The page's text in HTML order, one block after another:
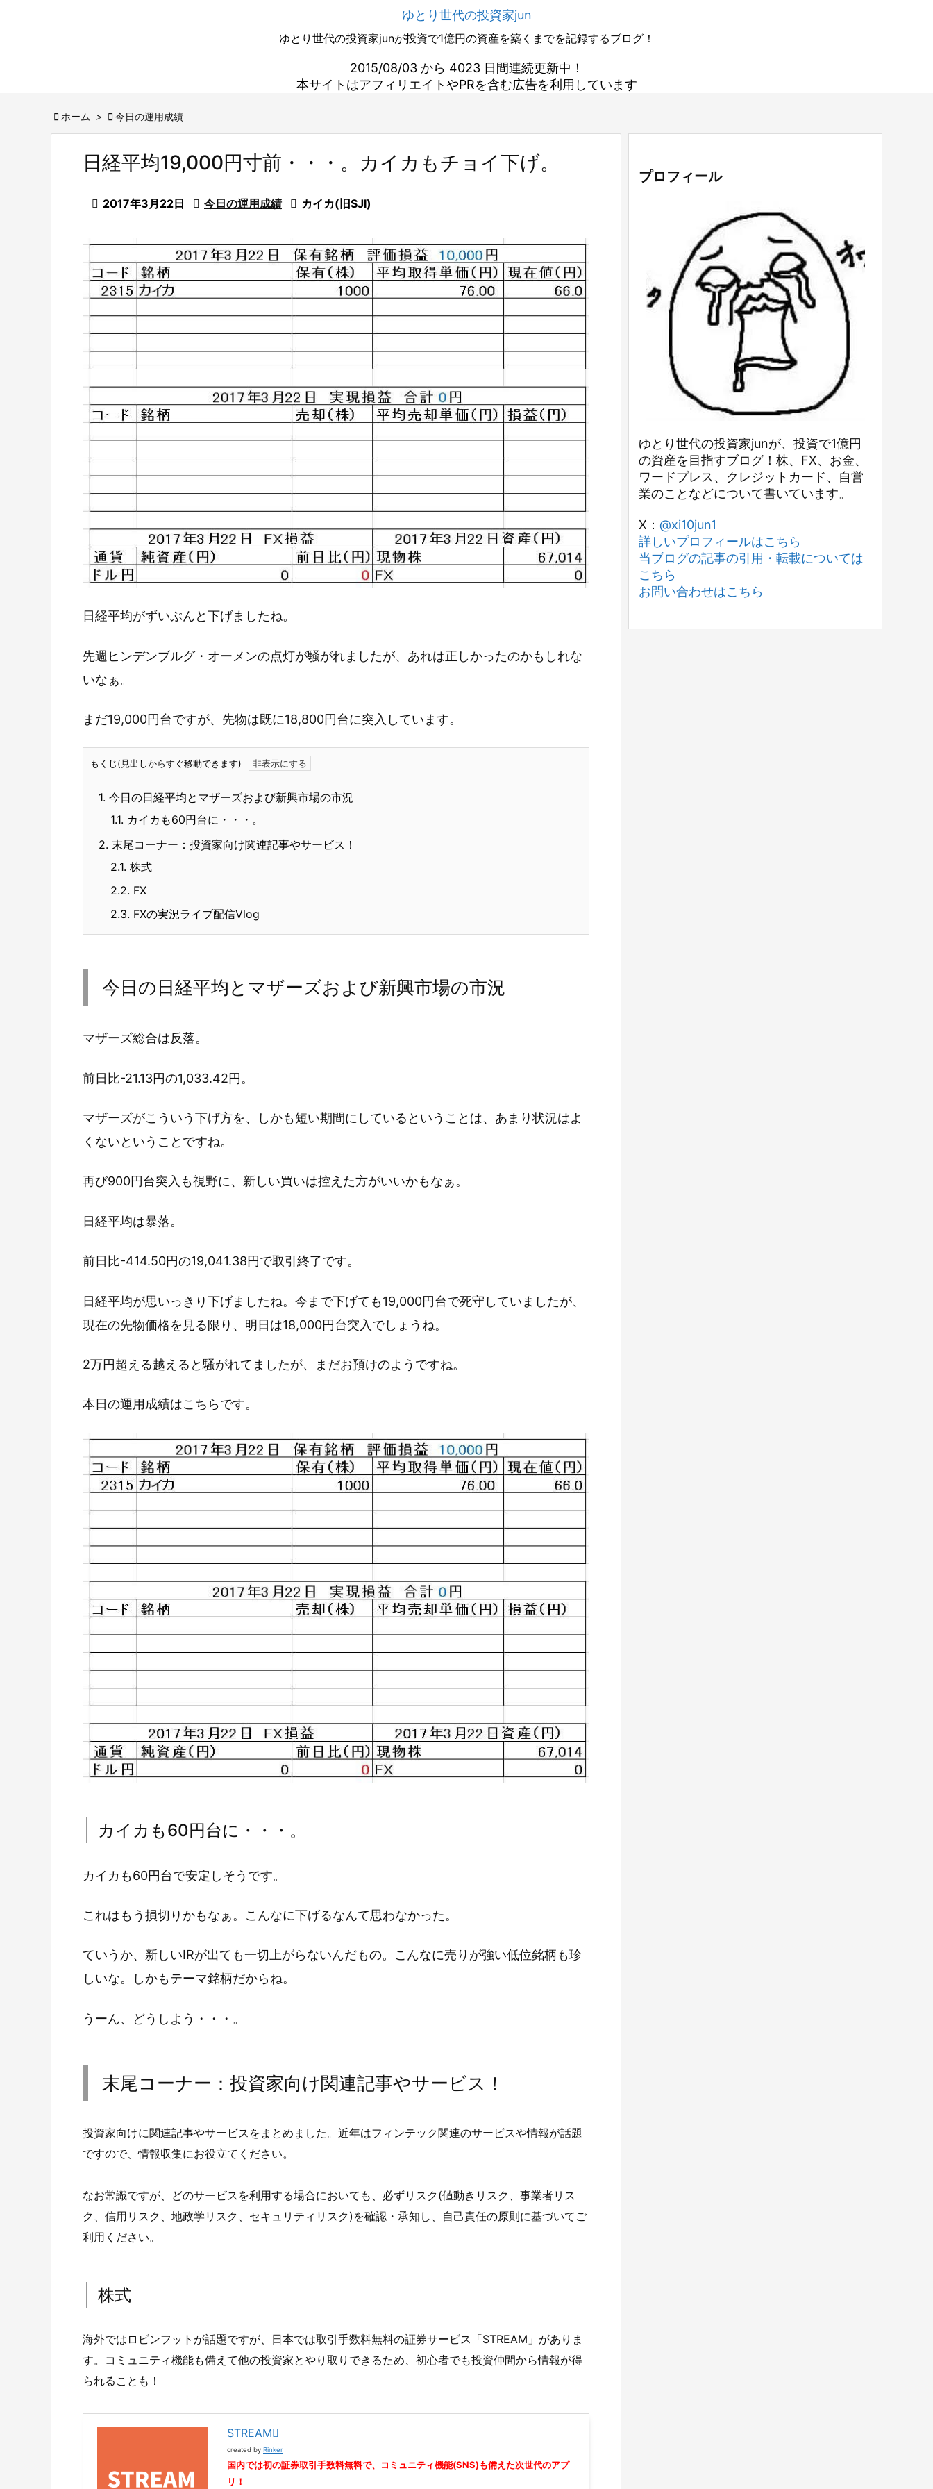
ゆとり世代の投資家jun
ゆとり世代の投資家junが投資で1億円の資産を築くまでを記録するブログ！
2015/08/03 から 4023 日間連続更新中！
本サイトはアフィリエイトやPRを含む広告を利用しています
 ホーム >  今日の運用成績
日経平均19,000円寸前・・・。カイカもチョイ下げ。
 2017年3月22日  今日の運用成績  カイカ(旧SJI)
日経平均がずいぶんと下げましたね。
先週ヒンデンブルグ・オーメンの点灯が騒がれましたが、あれは正しかったのかもしれな
いなぁ。
まだ19,000円台ですが、先物は既に18,800円台に突入しています。
もくじ(見出しからすぐ移動できます)
1. 今日の日経平均とマザーズおよび新興市場の市況
1.1. カイカも60円台に・・・。
2. 末尾コーナー：投資家向け関連記事やサービス！
2.1. 株式
2.2. FX
2.3. FXの実況ライブ配信Vlog
今日の日経平均とマザーズおよび新興市場の市況
マザーズ総合は反落。
前日比-21.13円の1,033.42円。
マザーズがこういう下げ方を、しかも短い期間にしているということは、あまり状況はよ
くないということですね。
再び900円台突入も視野に、新しい買いは控えた方がいいかもなぁ。
日経平均は暴落。
前日比-414.50円の19,041.38円で取引終了です。
日経平均が思いっきり下げましたね。今まで下げても19,000円台で死守していましたが、
現在の先物価格を見る限り、明日は18,000円台突入でしょうね。
2万円超える越えると騒がれてましたが、まだお預けのようですね。
本日の運用成績はこちらです。
カイカも60円台に・・・。
カイカも60円台で安定しそうです。
これはもう損切りかもなぁ。こんなに下げるなんて思わなかった。
ていうか、新しいIRが出ても一切上がらないんだもの。こんなに売りが強い低位銘柄も珍
しいな。しかもテーマ銘柄だからね。
うーん、どうしよう・・・。
末尾コーナー：投資家向け関連記事やサービス！
投資家向けに関連記事やサービスをまとめました。近年はフィンテック関連のサービスや情報が話題
ですので、情報収集にお役立てください。
なお常識ですが、どのサービスを利用する場合においても、必ずリスク(値動きリスク、事業者リス
ク、信用リスク、地政学リスク、セキュリティリスク)を確認・承知し、自己責任の原則に基づいてご
利用ください。
株式
海外ではロビンフットが話題ですが、日本では取引手数料無料の証券サービス「STREAM」がありま
す。コミュニティ機能も備えて他の投資家とやり取りできるため、初心者でも投資仲間から情報が得
られることも！
STREAM
created by Rinker
国内では初の証券取引手数料無料で、コミュニティ機能(SNS)も備えた次世代のアプ
リ！
プロフィール
ゆとり世代の投資家junが、投資で1億円
の資産を目指すブログ！株、FX、お金、
ワードプレス、クレジットカード、自営
業のことなどについて書いています。
X： @xi10jun1
詳しいプロフィールはこちら
当ブログの記事の引用・転載については
こちら
お問い合わせはこちら